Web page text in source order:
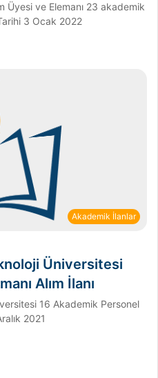
Üyesi ve Elemanı 23 akademik
3 Ocak 2022
Akademik İlanlar
Üniversitesi
Alım İlanı
16 Akademik Personel
2021